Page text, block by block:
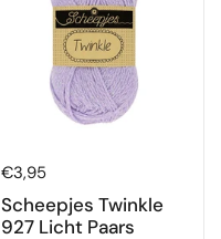
Prijs:
€3,95
Scheepjes Twinkle
927 Licht Paars